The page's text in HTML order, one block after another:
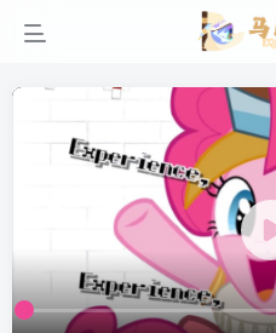
底部
防止弹幕重叠
同步视
1/4 半屏
滚动顶部 底部